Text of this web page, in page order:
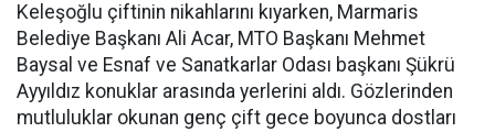
Keleşoğlu çiftinin nikahlarını kıyarken, Marmaris
Belediye Başkanı Ali Acar, MTO Başkanı Mehmet
Baysal ve Esnaf ve Sanatkarlar Odası başkanı Şükrü
Ayyıldız konuklar arasında yerlerini aldı. Gözlerinden
mutluluklar okunan genç çift gece boyunca dostları